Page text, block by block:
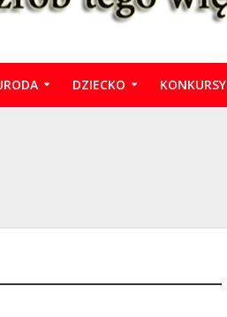
DZIECKO KONKURSY